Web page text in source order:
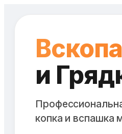
содержимому
и
копка и вспашка